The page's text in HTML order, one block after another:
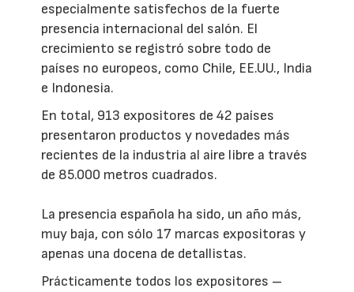
especialmente satisfechos de la fuerte
presencia internacional del salón. El
crecimiento se registró sobre todo de
países no europeos, como Chile, EE.UU., India
e Indonesia.
En total, 913 expositores de 42 países
presentaron productos y novedades más
recientes de la industria al aire libre a través
de 85.000 metros cuadrados.
La presencia española ha sido, un año más,
muy baja, con sólo 17 marcas expositoras y
apenas una docena de detallistas.
Prácticamente todos los expositores –